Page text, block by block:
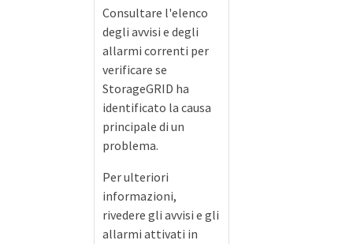
Consultare l'elenco
degli avvisi e degli
allarmi correnti per
verificare se
StorageGRID ha
identificato la causa
principale di un
problema.
Per ulteriori
informazioni,
rivedere gli avvisi e gli
allarmi attivati in